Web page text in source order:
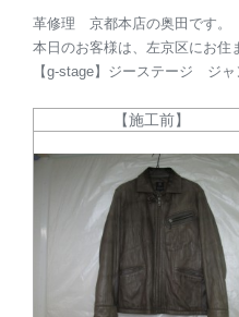
革修理 京都本店の奥田です。
本日のお客様は、左京区にお住
【g-stage】ジーステージ ジ
【施工前】